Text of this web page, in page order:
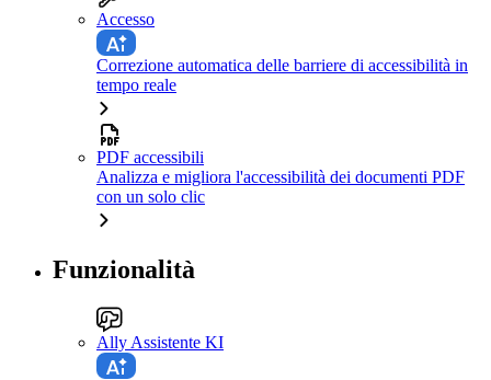
Accesso
Correzione automatica delle barriere di accessibilità in
tempo reale
PDF accessibili
Analizza e migliora l'accessibilità dei documenti PDF
con un solo clic
Funzionalità
Ally Assistente KI